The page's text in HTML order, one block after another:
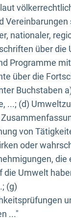
Vereinbarungen
nationaler,
über die
Programme
über die
Buchstaben
...; (d)
von
oder
die
die Umwelt
(g)
..."